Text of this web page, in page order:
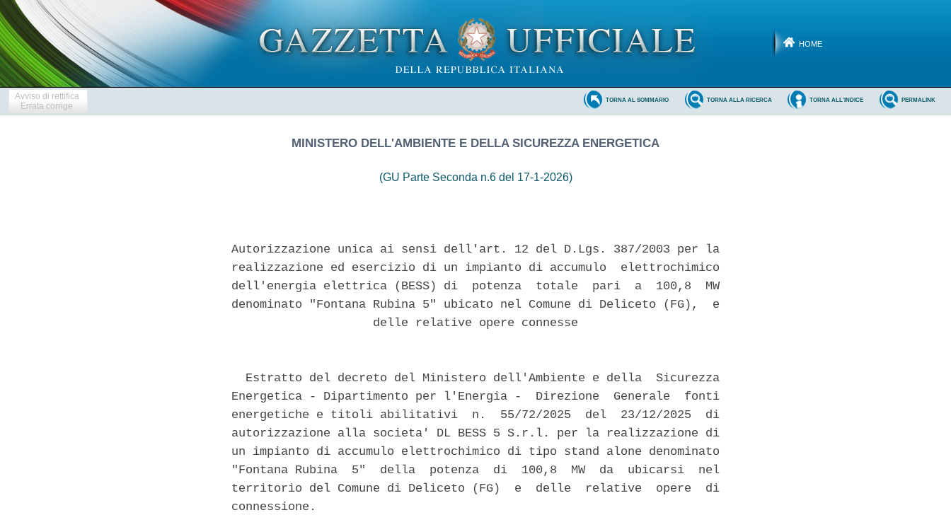
HOME
Avviso di rettifica
Errata corrige
PERMALINK
TORNA ALL'INDICE
TORNA ALLA RICERCA
TORNA AL SOMMARIO
MINISTERO DELL'AMBIENTE E DELLA SICUREZZA ENERGETICA
(GU Parte Seconda n.6 del 17-1-2026)
Autorizzazione unica ai sensi dell'art. 12 del D.Lgs. 387/2003 per la
realizzazione ed esercizio di un impianto di accumulo  elettrochimico
dell'energia elettrica (BESS) di  potenza  totale  pari  a  100,8  MW
denominato "Fontana Rubina 5" ubicato nel Comune di Deliceto (FG),  e
                    delle relative opere connesse
  Estratto del decreto del Ministero dell'Ambiente e della  Sicurezza
Energetica - Dipartimento per l'Energia -  Direzione  Generale  fonti
energetiche e titoli abilitativi  n.  55/72/2025  del  23/12/2025  di
autorizzazione alla societa' DL BESS 5 S.r.l. per la realizzazione di
un impianto di accumulo elettrochimico di tipo stand alone denominato
"Fontana Rubina  5"  della  potenza  di  100,8  MW  da  ubicarsi  nel
territorio del Comune di Deliceto (FG)  e  delle  relative  opere  di
connessione.